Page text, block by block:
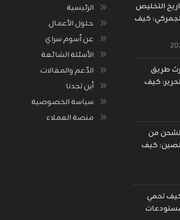
التخليص
كيف
الثروات
الحدود؟
طريق
كيف
القديمة
أسطول
العالم؟
من
كيف
إلى
تحمي
الرئيسية
حلول الأعمال
عن أسوم سراي
الأسئلة الشائعة
الدّعم والمقالات
أين تجدنا
سياسة الخصوصية
منصة العملاء